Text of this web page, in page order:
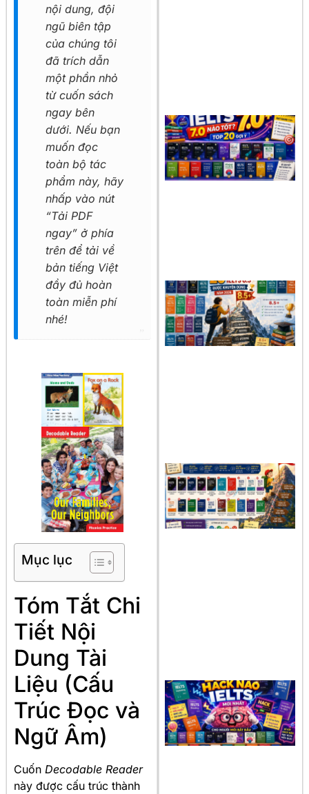
nội dung, đội
ngũ biên tập
của chúng tôi
đã trích dẫn
một phần nhỏ
từ cuốn sách
ngay bên
dưới. Nếu bạn
muốn đọc
toàn bộ tác
phẩm này, hãy
nhấp vào nút
“Tải PDF
ngay” ở phía
trên để tải về
bản tiếng Việt
đầy đủ hoàn
toàn miễn phí
nhé!
Mục lục
Tóm Tắt Chi
Tiết Nội
Dung Tài
Liệu (Cấu
Trúc Đọc và
Ngữ Âm)
Cuốn Decodable Reader
này được cấu trúc thành